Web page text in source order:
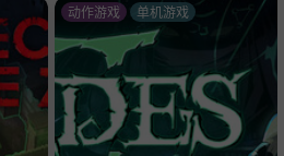
动作游戏 单机游戏